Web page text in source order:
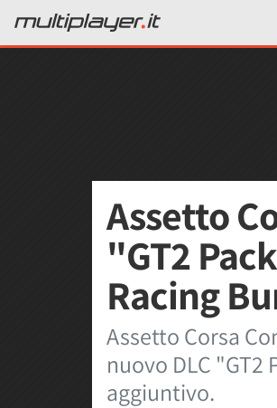
Assetto
"GT2
Racing
Assetto Corsa
nuovo DLC
aggiuntivo.